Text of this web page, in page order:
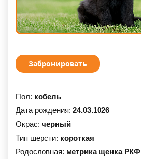
Забронировать
Пол: кобель
Дата рождения: 24.03.1026
Окрас: черный
Тип шерсти: короткая
Родословная: метрика щенка РКФ